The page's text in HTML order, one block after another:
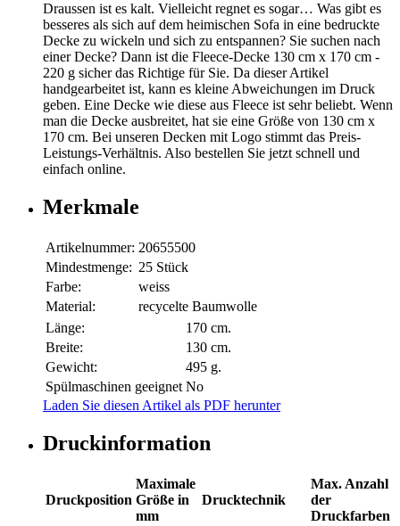
Draussen ist es kalt. Vielleicht regnet es sogar… Was gibt es
besseres als sich auf dem heimischen Sofa in eine bedruckte
Decke zu wickeln und sich zu entspannen? Sie suchen nach
einer Decke? Dann ist die Fleece-Decke 130 cm x 170 cm -
220 g sicher das Richtige für Sie. Da dieser Artikel
handgearbeitet ist, kann es kleine Abweichungen im Druck
geben. Eine Decke wie diese aus Fleece ist sehr beliebt. Wenn
man die Decke ausbreitet, hat sie eine Größe von 130 cm x
170 cm. Bei unseren Decken mit Logo stimmt das Preis-
Leistungs-Verhältnis. Also bestellen Sie jetzt schnell und
einfach online.
Merkmale
Artikelnummer: 20655500
Mindestmenge: 25 Stück
Farbe:
weiss
Material:
recycelte Baumwolle
Länge:
170 cm.
Breite:
130 cm.
Gewicht:
495 g.
Spülmaschinen geeignet No
Laden Sie diesen Artikel als PDF herunter
Druckinformation
Druckposition
Maximale
Größe in
mm
Drucktechnik
Max. Anzahl
der
Druckfarben